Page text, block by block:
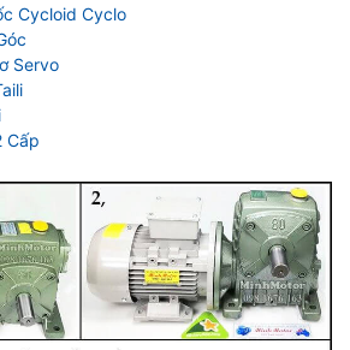
Cycloid Cyclo
Servo
Cấp